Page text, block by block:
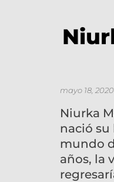
mayo 18, 2020
Niurka
nació su
mundo
años, la